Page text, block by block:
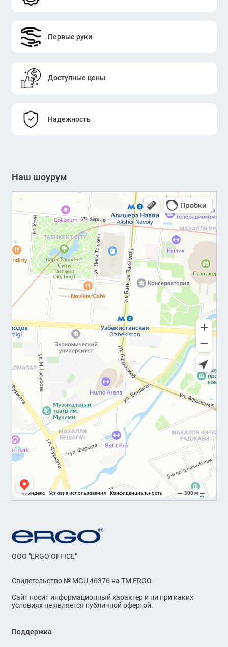
Первые руки
Доступные цены
Надежность
Наш шоурум
OOO "ERGO OFFICE"
Свидетельство № MGU 46376 на ТМ ERGO
Сайт носит информационный характер и ни при каких
условиях не является публичной офертой.
Поддержка